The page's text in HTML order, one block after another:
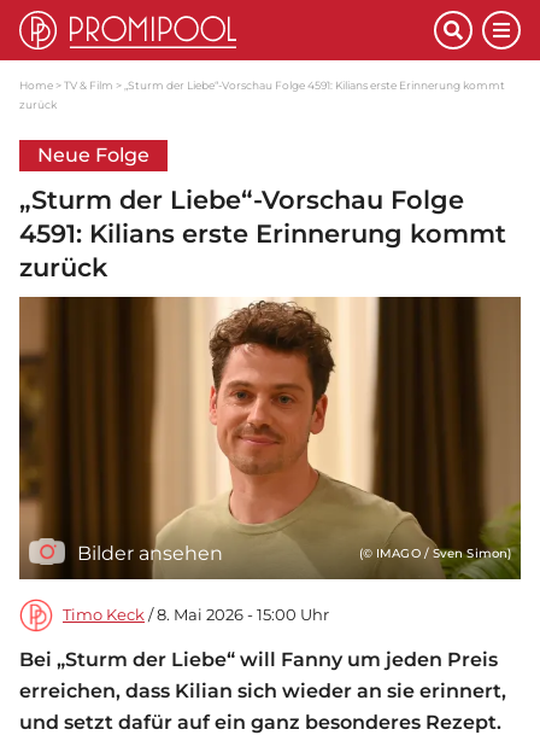
Home TV & Film
„Sturm der Liebe“-Vorschau Folge 4591: Kilians erste Erinnerung kommt
zurück
Neue Folge
„Sturm der Liebe“-Vorschau Folge
4591: Kilians erste Erinnerung kommt
zurück
Bilder ansehen (© IMAGO / Sven Simon)
Timo Keck / 8. Mai 2026 - 15:00 Uhr
Bei „Sturm der Liebe“ will Fanny um jeden Preis
erreichen, dass Kilian sich wieder an sie erinnert,
und setzt dafür auf ein ganz besonderes Rezept.